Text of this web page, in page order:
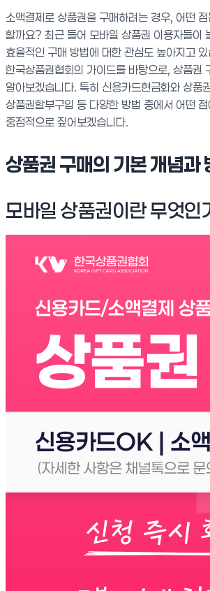
소액결제로 상품권을 구매하려는 경우, 어떤
할까요? 최근 들어 모바일 상품권 이용자들이
효율적인 구매 방법에 대한 관심도 높아지고
한국상품권협회의 가이드를 바탕으로, 상품권
알아보겠습니다. 특히 신용카드현금화와 상품
상품권할부구입 등 다양한 방법 중에서 어떤
중점적으로 짚어보겠습니다.
상품권 구매의 기본 개념과
모바일 상품권이란 무엇인